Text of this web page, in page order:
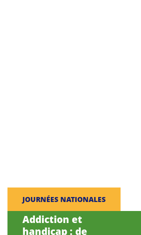
JOURNÉES NATIONALES
Addiction et
handicap : de